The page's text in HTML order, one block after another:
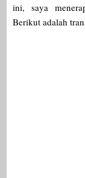
ini, saya
Berikut adalah